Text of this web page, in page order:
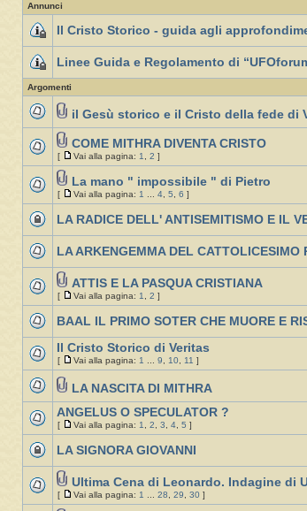
Annunci
Il Cristo Storico - guida agli
Linee Guida e Regolamento di
Argomenti
il Gesù storico e il Cristo della fede di
COME MITHRA DIVENTA CRISTO
[ Vai alla pagina: 1, 2 ]
La mano " impossibile " di Pietro
[ Vai alla pagina: 1 ... 4, 5, 6 ]
LA RADICE DELL' ANTISEMITISMO E IL
LA ARKENGEMMA DEL CATTOLICESIMO
ATTIS E LA PASQUA CRISTIANA
[ Vai alla pagina: 1, 2 ]
BAAL IL PRIMO SOTER CHE MUORE E
Il Cristo Storico di Veritas
[ Vai alla pagina: 1 ... 9, 10, 11 ]
LA NASCITA DI MITHRA
ANGELUS O SPECULATOR ?
[ Vai alla pagina: 1, 2, 3, 4, 5 ]
LA SIGNORA GIOVANNI
Ultima Cena di Leonardo. Indagine di
[ Vai alla pagina: 1 ... 28, 29, 30 ]